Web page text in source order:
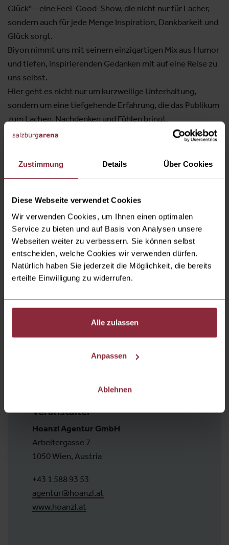
Zustimmung Details Über Cookies
Diese Webseite verwendet Cookies
Wir verwenden Cookies, um Ihnen einen optimalen
Service zu bieten und auf Basis von Analysen unsere
Webseiten weiter zu verbessern. Sie können selbst
entscheiden, welche Cookies wir verwenden dürfen.
Natürlich haben Sie jederzeit die Möglichkeit, die bereits
erteilte Einwilligung zu widerrufen.
Alle zulassen
Anpassen
Ablehnen
Glück" – eine Feel-Good-Show, die nicht nur für Lacher,
sondern auch für jede Menge Inspiration, Dankbarkeit und
Glück sorgt.
Biyon nimmt uns mit seinem einzigartigen Mix aus Humor
und tiefen, inspirierenden Gedanken mit auf eine Reise zu
uns selbst.
Hier geht es nicht nur um kurzweilige Unterhaltung,
sondern um eine tiefgehende Erfahrung, die das Publikum
zum Lachen, Nachdenken und Fühlen bringt.
Am Ende bleibt nicht nur ein Lächeln, sondern auch das
begleitet.
Das exkusiveBistro & Baröffnet für Sie jeweils 2 Stunden
1 Stunde vor Eventbeginn
Veranstalter
Hoanzl Agentur GmbH
Arbeitergasse 7
1050 Wien, Austria
+43 1 588 93 53
agentur@hoanzl.at
www.hoanzl.at